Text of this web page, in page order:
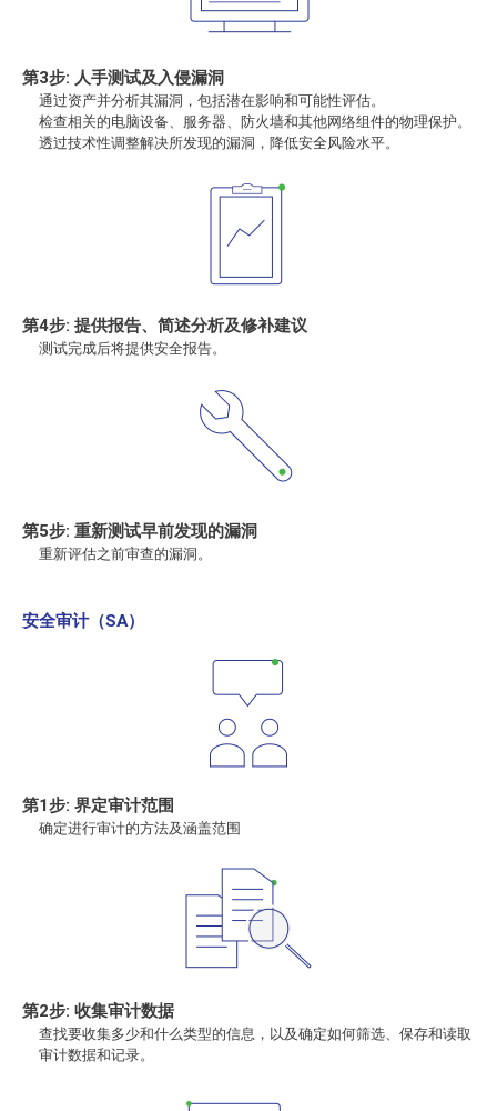
第3步: 人手测试及入侵漏洞
通过资产并分析其漏洞，包括潜在影响和可能性评估。
检查相关的电脑设备、服务器、防火墙和其他网络组件的物理保护。
透过技术性调整解决所发现的漏洞，降低安全风险水平。
第4步: 提供报告、简述分析及修补建议
测试完成后将提供安全报告。
第5步: 重新测试早前发现的漏洞
重新评估之前审查的漏洞。
安全审计（SA）
第1步: 界定审计范围
确定进行审计的方法及涵盖范围
第2步: 收集审计数据
查找要收集多少和什么类型的信息，以及确定如何筛选、保存和读取
审计数据和记录。